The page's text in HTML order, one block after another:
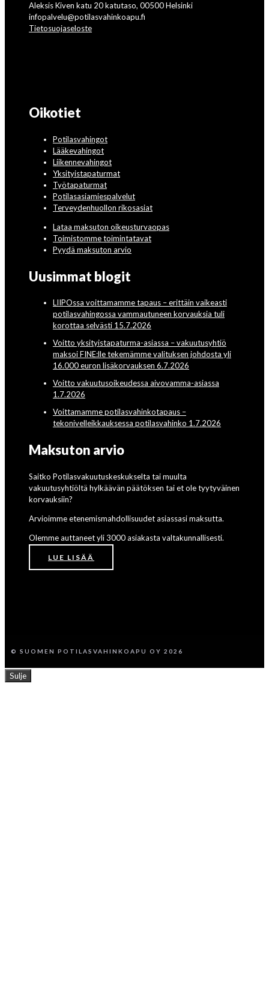
Aleksis Kiven katu 20 katutaso, 00500 Helsinki
infopalvelu@potilasvahinkoapu.fi
Tietosuojaseloste
Oikotiet
Potilasvahingot
Lääkevahingot
Liikennevahingot
Yksityistapaturmat
Työtapaturmat
Potilasasiamiespalvelut
Terveydenhuollon rikosasiat
Lataa maksuton oikeusturvaopas
Toimistomme toimintatavat
Pyydä maksuton arvio
Uusimmat blogit
LIIPOssa voittamamme tapaus – erittäin vaikeasti
potilasvahingossa vammautuneen korvauksia tuli
korottaa selvästi 15.7.2026
Voitto yksityistapaturma-asiassa – vakuutusyhtiö
maksoi FINE:lle tekemämme valituksen johdosta yli
16.000 euron lisäkorvauksen 6.7.2026
Voitto vakuutusoikeudessa aivovamma-asiassa
1.7.2026
Voittamamme potilasvahinkotapaus –
tekonivelleikkauksessa potilasvahinko 1.7.2026
Maksuton arvio
Saitko Potilasvakuutuskeskukselta tai muulta
vakuutusyhtiöltä hylkäävän päätöksen tai et ole tyytyväinen
korvauksiin?
Arvioimme etenemismahdollisuudet asiassasi maksutta.
Olemme auttaneet yli 3000 asiakasta valtakunnallisesti.
LUE LISÄÄ
© SUOMEN POTILASVAHINKOAPU OY 2026
Sulje